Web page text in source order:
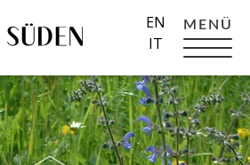
MENÜ
EN
IT